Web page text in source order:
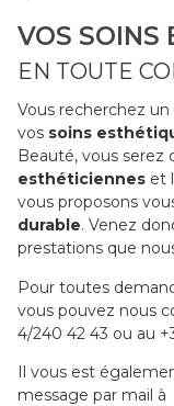
VOS SOINS
EN TOUTE
Vous recherchez
vos soins
Beauté, vous serez
esthéticiennes et
vous proposons
durable. Venez
prestations que
Pour toutes
vous pouvez nous
4/240 42 43 ou au
Il vous est
message par mail à